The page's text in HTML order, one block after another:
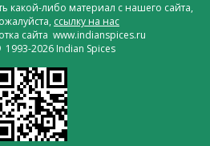
какой-либо материал с нашего сайта,
ссылку на нас
сайта www.indianspices.ru
2026 Indian Spices